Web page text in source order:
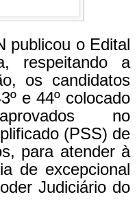
publicou o Edital
respeitando a
os candidatos
e 44º colocado
no
(PSS) de
para atender à
de excepcional
Judiciário do